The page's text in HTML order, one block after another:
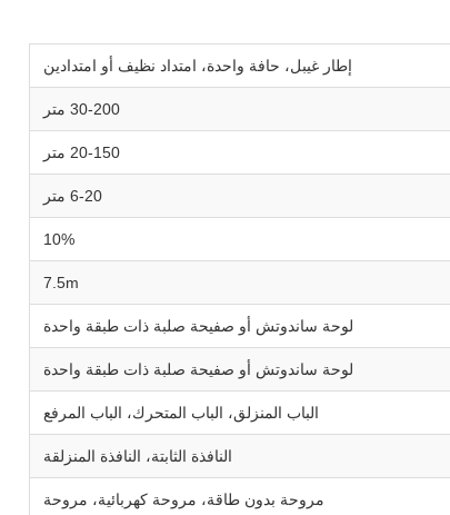
إطار غيبل، حافة واحدة، امتداد نظيف أو امتدادين
30-200 متر
20-150 متر
6-20 متر
10%
7.5m
لوحة ساندوتش أو صفيحة صلبة ذات طبقة واحدة
لوحة ساندوتش أو صفيحة صلبة ذات طبقة واحدة
الباب المنزلق، الباب المتحرك، الباب المرفع
النافذة الثابتة، النافذة المنزلقة
مروحة بدون طاقة، مروحة كهربائية، مروحة